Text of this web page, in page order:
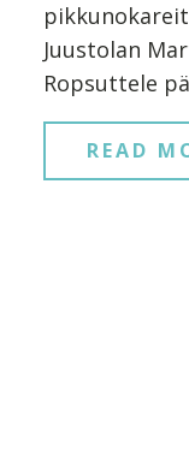
Juustolan
Ropsuttele
READ